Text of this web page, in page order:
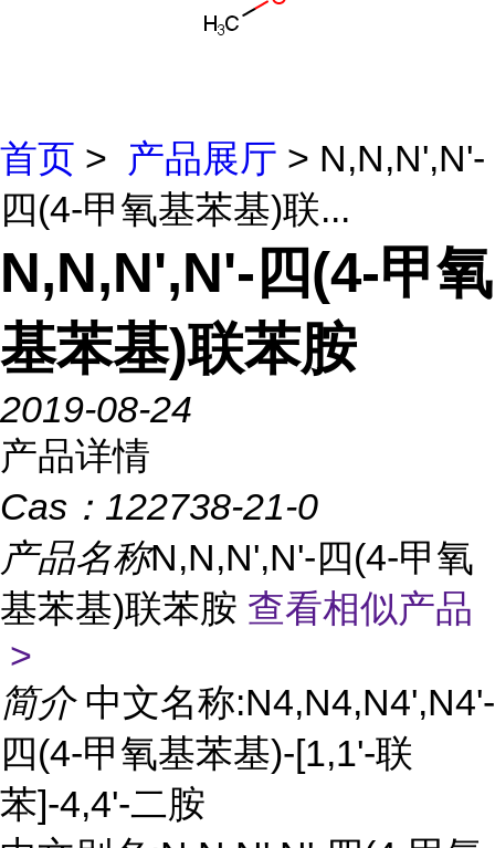
首页 > 产品展厅 > N,N,N',N'-
四(4-甲氧基苯基)联...
N,N,N',N'-四(4-甲氧
基苯基)联苯胺
2019-08-24
产品详情
Cas： 122738-21-0
产品名称N,N,N',N'-四(4-甲氧
基苯基)联苯胺 查看相似产品
>
简介 中文名称:N4,N4,N4',N4'-
四(4-甲氧基苯基)-[1,1'-联
苯]-4,4'-二胺